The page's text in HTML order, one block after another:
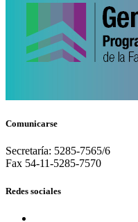
Comunicarse
Secretaría: 5285-7565/6
Fax 54-11-5285-7570
Redes sociales